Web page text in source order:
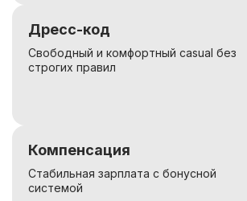
Дресс-код
Свободный и комфортный casual без
строгих правил
Компенсация
Стабильная зарплата с бонусной
системой